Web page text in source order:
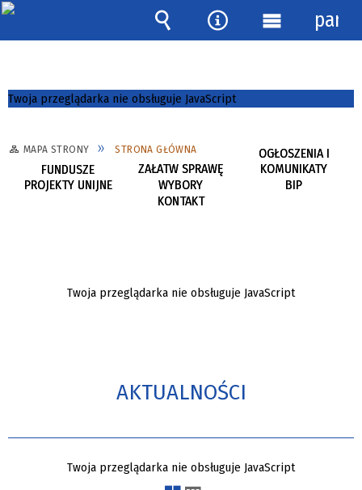
Twoja przeglądarka nie obsługuje JavaScript
MAPA STRONY STRONA GŁÓWNA
E-URZĄD ZAŁATW SPRAWĘ
OGŁOSZENIA I
KOMUNIKATY
FUNDUSZE
PROJEKTY UNIJNE
WYBORY
BIP
KONTAKT
Twoja przeglądarka nie obsługuje JavaScript
AKTUALNOŚCI
Twoja przeglądarka nie obsługuje JavaScript
Wyszukiwarka
Narzędzia
Menu
panel